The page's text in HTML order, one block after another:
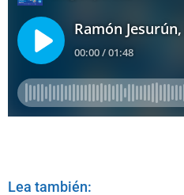
Lea también: